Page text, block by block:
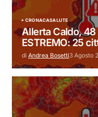
CRONACASALUTE
Allerta Caldo, 48
ESTREMO: 25
di Andrea Bosetti3 Agosto